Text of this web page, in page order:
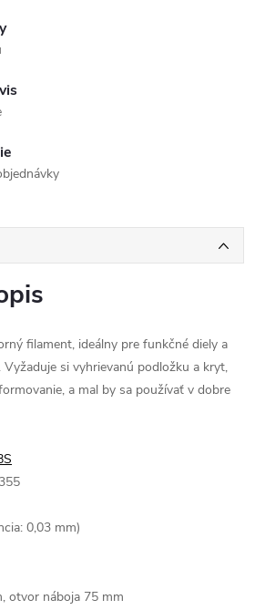
filament, ideálny pre funkčné diely a
si vyhrievanú podložku a kryt,
a mal by sa používať v dobre
0,03 mm)
otvor náboja 75 mm